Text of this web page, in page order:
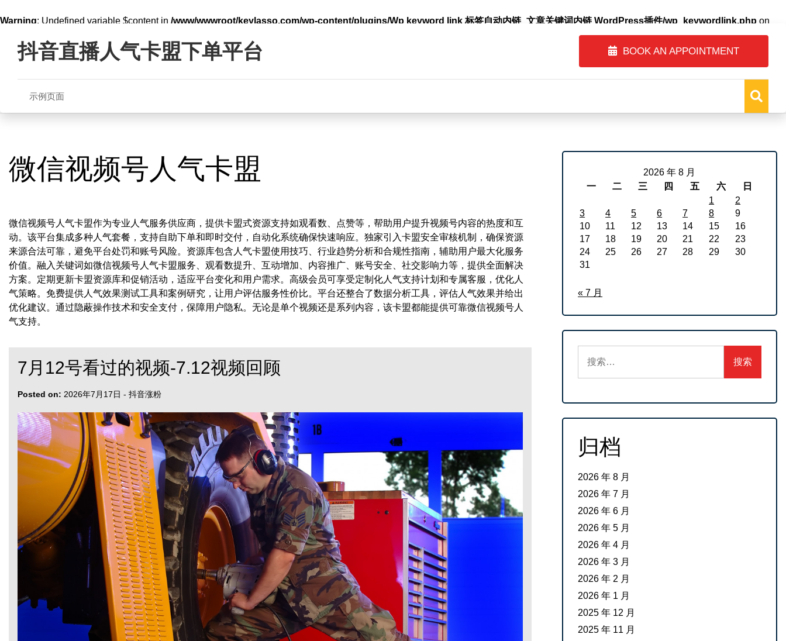
Warning: Undefined variable $content in /www/wwwroot/keylasso.com/wp-content/plugins/Wp keyword link 标签自动内链_文章关键词内链 WordPress插件/wp_keywordlink.php on
content抖音直播人气卡盟下单平台 BOOK AN APPOINTMENT
示例页面
微信视频号人气卡盟
微信视频号人气卡盟作为专业人气服务供应商，提供卡盟式资源支持如观看数、点赞等，帮助用户提升视频号内容的热度和互
动。该平台集成多种人气套餐，支持自助下单和即时交付，自动化系统确保快速响应。独家引入卡盟安全审核机制，确保资源
来源合法可靠，避免平台处罚和账号风险。资源库包含人气卡盟使用技巧、行业趋势分析和合规性指南，辅助用户最大化服务
价值。融入关键词如微信视频号人气卡盟服务、观看数提升、互动增加、内容推广、账号安全、社交影响力等，提供全面解决
方案。定期更新卡盟资源库和促销活动，适应平台变化和用户需求。高级会员可享受定制化人气支持计划和专属客服，优化人
气策略。免费提供人气效果测试工具和案例研究，让用户评估服务性价比。平台还整合了数据分析工具，评估人气效果并给出
优化建议。通过隐蔽操作技术和安全支付，保障用户隐私。无论是单个视频还是系列内容，该卡盟都能提供可靠微信视频号人
气支持。
7月12号看过的视频-7.12视频回顾
Posted on: 2026年7月17日 - 抖音涨粉
2026 年 8 月
一
二 三 四 五 六
日
1
2
3
4 5 6 7 8
9
10
11 12 13 14 15
16
17
18 19 20 21 22
23
24
25 26 27 28 29
30
31
« 7 月
索：
归档
2026 年 8 月
2026 年 7 月
2026 年 6 月
2026 年 5 月
2026 年 4 月
2026 年 3 月
2026 年 2 月
2026 年 1 月
2025 年 12 月
2025 年 11 月